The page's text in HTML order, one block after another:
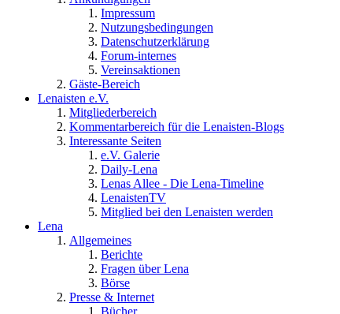
Impressum
Nutzungsbedingungen
Datenschutzerklärung
Forum-internes
Vereinsaktionen
Gäste-Bereich
Lenaisten e.V.
Mitgliederbereich
Kommentarbereich für die Lenaisten-Blogs
Interessante Seiten
e.V. Galerie
Daily-Lena
Lenas Allee - Die Lena-Timeline
LenaistenTV
Mitglied bei den Lenaisten werden
Lena
Allgemeines
Berichte
Fragen über Lena
Börse
Presse & Internet